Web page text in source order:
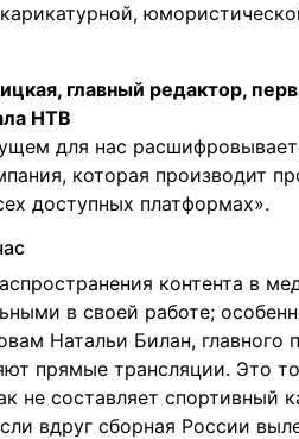
главный редактор,
НТВ
для нас
которая производит
доступных платформах».
контента в
в своей работе;
Натальи Билан, главного
прямые трансляции. Это
не составляет спортивный
вдруг сборная России